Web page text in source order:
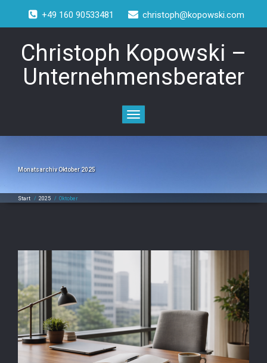
+49 160 90533481 christoph@kopowski.com
Christoph Kopowski –
Unternehmensberater
Toggle
navigation
Monatsarchiv Oktober 2025
Start / 2025 / Oktober